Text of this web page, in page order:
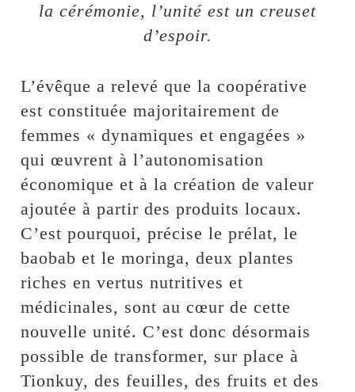
la cérémonie, l’unité est un creuset
d’espoir.
L’évêque a relevé que la coopérative
est constituée majoritairement de
femmes « dynamiques et engagées »
qui œuvrent à l’autonomisation
économique et à la création de valeur
ajoutée à partir des produits locaux.
C’est pourquoi, précise le prélat, le
baobab et le moringa, deux plantes
riches en vertus nutritives et
médicinales, sont au cœur de cette
nouvelle unité. C’est donc désormais
possible de transformer, sur place à
Tionkuy, des feuilles, des fruits et des